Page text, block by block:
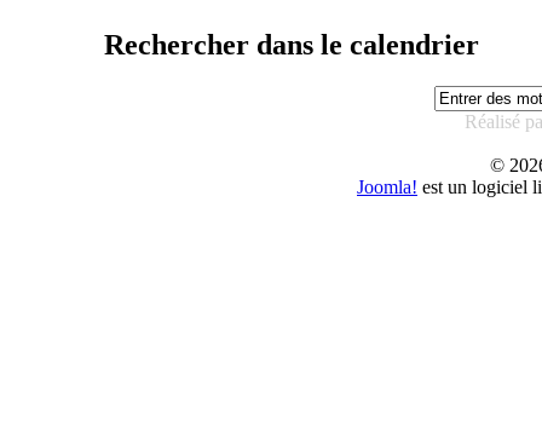
Rechercher dans le calendrier
Réalisé
©
Joomla! est un logiciel